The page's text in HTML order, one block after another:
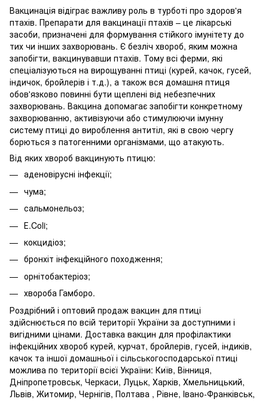
Вакцинація відіграє важливу роль в турботі про здоров'я
птахів. Препарати для вакцинації птахів – це лікарські
засоби, призначені для формування стійкого імунітету до
тих чи інших захворювань. Є безліч хвороб, яким можна
запобігти, вакцинувавши птахів. Тому всі ферми, які
спеціалізуються на вирощуванні птиці (курей, качок, гусей,
індичок, бройлерів і т.д.), а також вся домашня птиця
обов'язково повинні бути щеплені від небезпечних
захворювань. Вакцина допомагає запобігти конкретному
захворюванню, активізуючи або стимулюючи імунну
систему птиці до вироблення антитіл, які в свою чергу
борються з патогенними організмами, що атакують.
Від яких хвороб вакцинують птицю:
аденовірусні інфекції;
чума;
сальмонельоз;
Е.Coli;
кокцидіоз;
бронхіт інфекційного походження;
орнітобактеріоз;
хвороба Гамборо.
Роздрібний і оптовий продаж вакцин для птиці
здійснюється по всій території України за доступними і
вигідними цінами. Доставка вакцин для профілактики
інфекційних хвороб курей, курчат, бройлерів, гусей, індиків,
качок та іншої домашньої і сільськогосподарської птиці
можлива по території всієї України: Київ, Вінниця,
Дніпропетровськ, Черкаси, Луцьк, Харків, Хмельницький,
Львів, Житомир, Чернігів, Полтава , Рівне, Івано-Франківськ,